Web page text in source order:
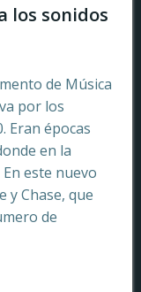
los sonidos
de Música
por los
Eran épocas
en la
este nuevo
y Chase, que
de